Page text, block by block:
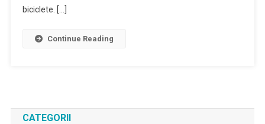
biciclete. […]
Continue Reading
CATEGORII